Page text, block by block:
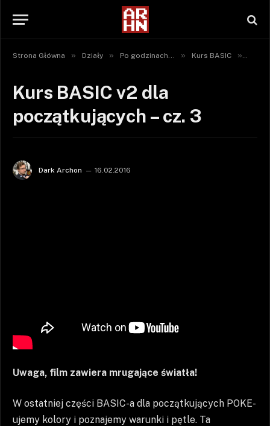
Strona Główna » Działy » Po godzinach... » Kurs BASIC »
Kurs BASIC v2 dla
początkujących – cz. 3
Dark Archon 16.02.2016
Uwaga, film zawiera mrugające światła!
W ostatniej części BASIC-a dla początkujących POKE-
ujemy kolory i poznajemy warunki i pętle. Ta